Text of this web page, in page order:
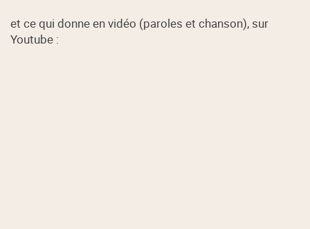
et ce qui donne en vidéo (paroles et chanson), sur
Youtube :